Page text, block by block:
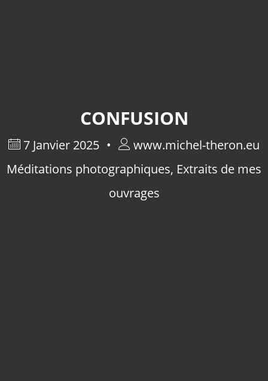
CONFUSION
7 Janvier 2025
www.michel-theron.eu
Méditations photographiques, Extraits de mes
ouvrages